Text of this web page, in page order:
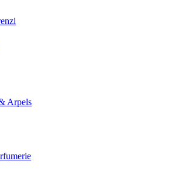
Arpels